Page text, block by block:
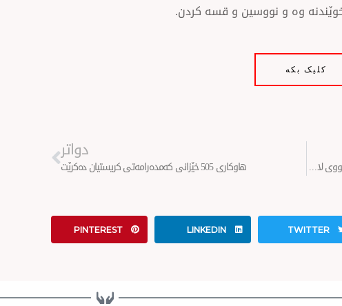
وه و نووسین و قسه كردن.
کلیک بکە
قوشتەپە… خۆراك و ناوماڵە پێشكەشی 659 خێزانی بەركەوتووی لافاو دەكرێت
دواتر
هاوكاری 505 خێزانی كەمدەرامەتی كریستیان دەكرێت
TWITTER
LINKEDIN
PINTEREST